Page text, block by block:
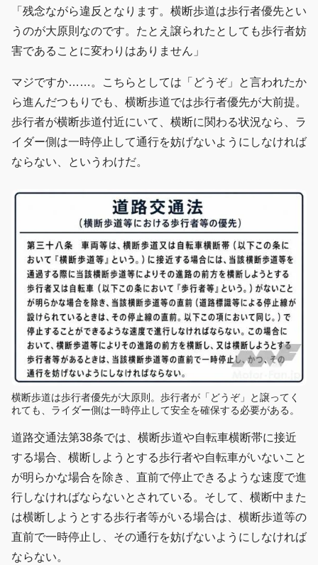
「残念ながら違反となります。横断歩道は歩行者優先とい
うのが大原則なのです。たとえ譲られたとしても歩行者妨
害であることに変わりはありません」
マジですか……。こちらとしては「どうぞ」と言われたか
ら進んだつもりでも、横断歩道では歩行者優先が大前提。
歩行者が横断歩道付近にいて、横断に関わる状況なら、ラ
イダー側は一時停止して通行を妨げないようにしなければ
ならない、というわけだ。
横断歩道は歩行者優先が大原則。歩行者が「どうぞ」と譲ってく
れても、ライダー側は一時停止して安全を確保する必要がある。
道路交通法第38条では、横断歩道や自転車横断帯に接近
する場合、横断しようとする歩行者や自転車がいないこと
が明らかな場合を除き、直前で停止できるような速度で進
行しなければならないとされている。そして、横断中また
は横断しようとする歩行者等がいる場合は、横断歩道等の
直前で一時停止し、その通行を妨げないようにしなければ
ならない。